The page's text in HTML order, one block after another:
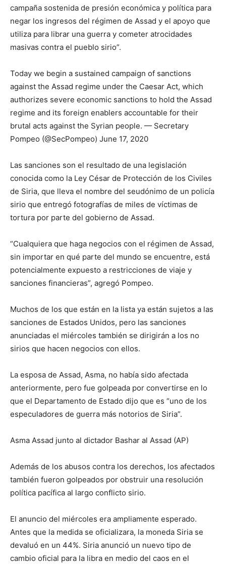
campaña sostenida de presión económica y política para
negar los ingresos del régimen de Assad y el apoyo que
utiliza para librar una guerra y cometer atrocidades
masivas contra el pueblo sirio”.
Today we begin a sustained campaign of sanctions
against the Assad regime under the Caesar Act, which
authorizes severe economic sanctions to hold the Assad
regime and its foreign enablers accountable for their
brutal acts against the Syrian people. — Secretary
Pompeo (@SecPompeo) June 17, 2020
Las sanciones son el resultado de una legislación
conocida como la Ley César de Protección de los Civiles
de Siria, que lleva el nombre del seudónimo de un policía
sirio que entregó fotografías de miles de víctimas de
tortura por parte del gobierno de Assad.
“Cualquiera que haga negocios con el régimen de Assad,
sin importar en qué parte del mundo se encuentre, está
potencialmente expuesto a restricciones de viaje y
sanciones financieras”, agregó Pompeo.
Muchos de los que están en la lista ya están sujetos a las
sanciones de Estados Unidos, pero las sanciones
anunciadas el miércoles también se dirigirán a los no
sirios que hacen negocios con ellos.
La esposa de Assad, Asma, no había sido afectada
anteriormente, pero fue golpeada por convertirse en lo
que el Departamento de Estado dijo que es “uno de los
especuladores de guerra más notorios de Siria”.
Asma Assad junto al dictador Bashar al Assad (AP)
Además de los abusos contra los derechos, los afectados
también fueron golpeados por obstruir una resolución
política pacífica al largo conflicto sirio.
El anuncio del miércoles era ampliamente esperado.
Antes que la medida se oficializara, la moneda Siria se
devaluó en un 44%. Siria anunció un nuevo tipo de
cambio oficial para la libra en medio del caos en el